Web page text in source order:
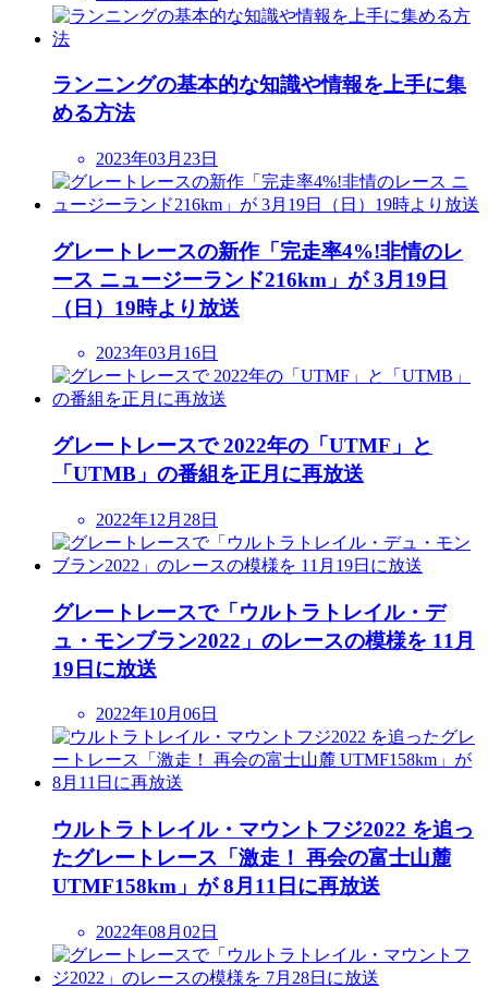
ランニングの基本的な知識や情報を上手に集
める方法
2023年03月23日
グレートレースの新作「完走率4%!非情のレ
ース ニュージーランド216km」が 3月19日
（日）19時より放送
2023年03月16日
グレートレースで 2022年の「UTMF」と
「UTMB」の番組を正月に再放送
2022年12月28日
グレートレースで「ウルトラトレイル・デ
ュ・モンブラン2022」のレースの模様を 11月
19日に放送
2022年10月06日
ウルトラトレイル・マウントフジ2022 を追っ
たグレートレース「激走！ 再会の富士山麓
UTMF158km」が 8月11日に再放送
2022年08月02日